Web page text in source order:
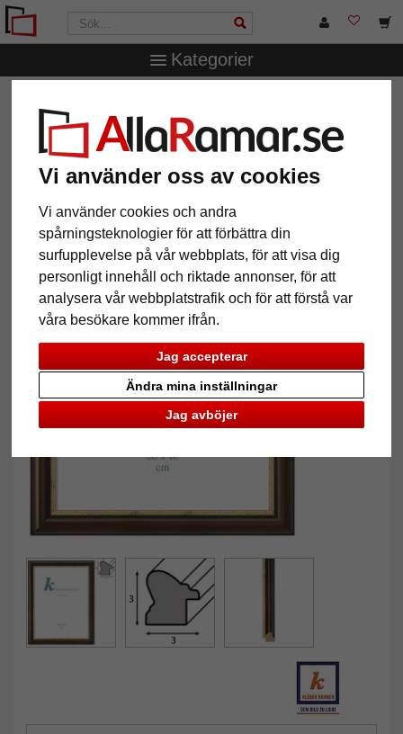
Vi använder oss av cookies
Vi använder cookies och andra
spårningsteknologier för att förbättra din
surfupplevelse på vår webbplats, för att visa dig
personligt innehåll och riktade annonser, för att
analysera vår webbplatstrafik och för att förstå var
våra besökare kommer ifrån.
Jag accepterar
Jag avböjer
Ändra mina inställningar
Kategorier
Almeria efter mått
Träram Almeria efter mått
Tillbaka